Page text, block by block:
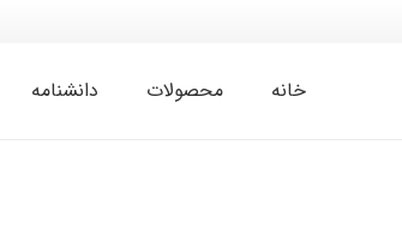
خانه محصولات دانشنامه